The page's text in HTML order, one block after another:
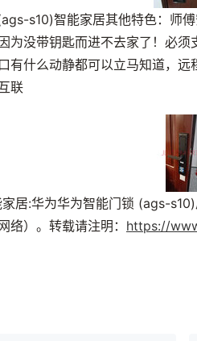
s10)智能家居其他特色：师
为没带钥匙而进不去家了！必
有什么动静都可以立马知道，
联
居:华为华为智能门锁 (ags-
络）。转载请注明： https://